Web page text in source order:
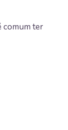
comum ter